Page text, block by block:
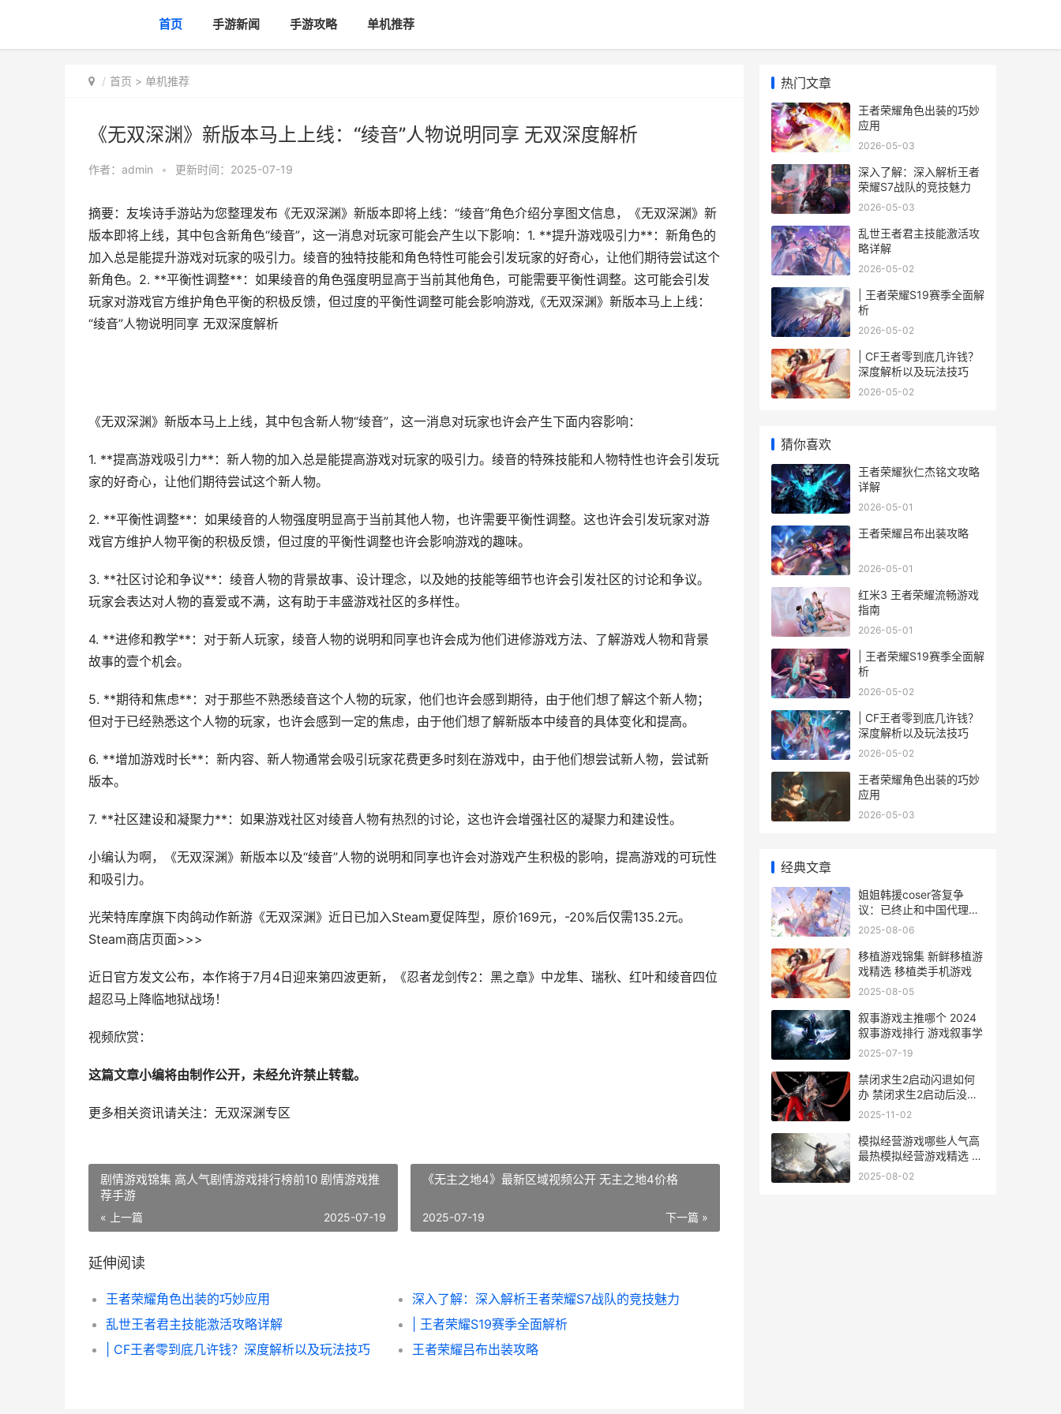
首页 手游新闻 手游攻略 单机推荐
首页 > 单机推荐
《无双深渊》新版本马上上线：“绫音”人物说明同享 无双深度解析
作者： admin • 更新时间：2025-07-19
摘要：友埃诗手游站为您整理发布《无双深渊》新版本即将上线：“绫音”角色介绍分享图文信息，《无双深渊》新
版本即将上线，其中包含新角色“绫音”，这一消息对玩家可能会产生以下影响：1. **提升游戏吸引力**：新角色的
加入总是能提升游戏对玩家的吸引力。绫音的独特技能和角色特性可能会引发玩家的好奇心，让他们期待尝试这个
新角色。2. **平衡性调整**：如果绫音的角色强度明显高于当前其他角色，可能需要平衡性调整。这可能会引发
玩家对游戏官方维护角色平衡的积极反馈，但过度的平衡性调整可能会影响游戏,《无双深渊》新版本马上上线：
“绫音”人物说明同享 无双深度解析
《无双深渊》新版本马上上线，其中包含新人物“绫音”，这一消息对玩家也许会产生下面内容影响：
1. **提高游戏吸引力**：新人物的加入总是能提高游戏对玩家的吸引力。绫音的特殊技能和人物特性也许会引发玩
家的好奇心，让他们期待尝试这个新人物。
2. **平衡性调整**：如果绫音的人物强度明显高于当前其他人物，也许需要平衡性调整。这也许会引发玩家对游
戏官方维护人物平衡的积极反馈，但过度的平衡性调整也许会影响游戏的趣味。
3. **社区讨论和争议**：绫音人物的背景故事、设计理念，以及她的技能等细节也许会引发社区的讨论和争议。
玩家会表达对人物的喜爱或不满，这有助于丰盛游戏社区的多样性。
4. **进修和教学**：对于新人玩家，绫音人物的说明和同享也许会成为他们进修游戏方法、了解游戏人物和背景
故事的壹个机会。
5. **期待和焦虑**：对于那些不熟悉绫音这个人物的玩家，他们也许会感到期待，由于他们想了解这个新人物；
但对于已经熟悉这个人物的玩家，也许会感到一定的焦虑，由于他们想了解新版本中绫音的具体变化和提高。
6. **增加游戏时长**：新内容、新人物通常会吸引玩家花费更多时刻在游戏中，由于他们想尝试新人物，尝试新
版本。
7. **社区建设和凝聚力**：如果游戏社区对绫音人物有热烈的讨论，这也许会增强社区的凝聚力和建设性。
小编认为啊，《无双深渊》新版本以及“绫音”人物的说明和同享也许会对游戏产生积极的影响，提高游戏的可玩性
和吸引力。
光荣特库摩旗下肉鸽动作新游《无双深渊》近日已加入Steam夏促阵型，原价169元，-20%后仅需135.2元。
Steam商店页面>>>
近日官方发文公布，本作将于7月4日迎来第四波更新，《忍者龙剑传2：黑之章》中龙隼、瑞秋、红叶和绫音四位
超忍马上降临地狱战场！
视频欣赏：
这篇文章小编将由制作公开，未经允许禁止转载。
更多相关资讯请关注：无双深渊专区
剧情游戏锦集 高人气剧情游戏排行榜前10 剧情游戏推
荐手游
« 上一篇 2025-07-19
《无主之地4》最新区域视频公开 无主之地4价格
下一篇 »
2025-07-19
延伸阅读
王者荣耀角色出装的巧妙应用
深入了解：深入解析王者荣耀S7战队的竞技魅力
乱世王者君主技能激活攻略详解
| 王者荣耀S19赛季全面解析
| CF王者零到底几许钱？深度解析以及玩法技巧
王者荣耀吕布出装攻略
热门文章
王者荣耀角色出装的巧妙
应用
2026-05-03
深入了解：深入解析王者
荣耀S7战队的竞技魅力
2026-05-03
乱世王者君主技能激活攻
略详解
2026-05-02
| 王者荣耀S19赛季全面解
析
2026-05-02
| CF王者零到底几许钱？
深度解析以及玩法技巧
2026-05-02
猜你喜欢
王者荣耀狄仁杰铭文攻略
详解
2026-05-01
王者荣耀吕布出装攻略
2026-05-01
红米3 王者荣耀流畅游戏
指南
2026-05-01
| 王者荣耀S19赛季全面解
析
2026-05-02
| CF王者零到底几许钱？
深度解析以及玩法技巧
2026-05-02
王者荣耀角色出装的巧妙
应用
2026-05-03
经典文章
姐姐韩援coser答复争
议：已终止和中国代理商
的合作 韩国综艺姐姐女团
2025-08-06
移植游戏锦集 新鲜移植游
戏精选 移植类手机游戏
2025-08-05
叙事游戏主推哪个 2024
叙事游戏排行 游戏叙事学
2025-07-19
禁闭求生2启动闪退如何
办 禁闭求生2启动后没反
应
2025-11-02
模拟经营游戏哪些人气高
最热模拟经营游戏精选 模
拟经营游戏神作
2025-08-02